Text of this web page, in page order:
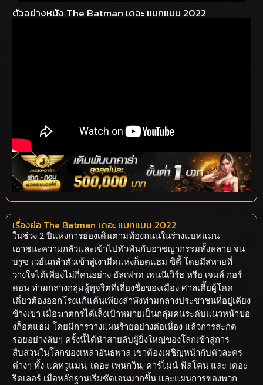
ตัวอย่างหนัง The Batman เดอะ แบทแมน 2022
เรื่องย่อ The Batman เดอะ แบทแมน 2022
ในช่วง 2 ปีแห่งการย่องเดินตามท้องถนนในร่างแบทแมน
เอาชนะความกลัวและเข้าไปพัวพันกับอาชญากรรมทั้งหลาย จน
บรูซ เวย์นถลำตัวเข้าสู่เงามืดแห่งก็อตแธม ซิตี้ โดยมีสหายที่
วางใจได้เพียงไม่กี่คนอย่าง อัลเฟรด เพนนีเวิร์ธ หรือ เจมส์ กอร์
ดอน ท่ามกลางกลุ่มผู้ทุจริตที่เลื่องชื่อของเมือง ศาลเตี้ยผู้โดด
เดี่ยวต้องออกโรงแก้แค้นเพียงลำพังท่ามกลางประชาชนที่อยู่เคียง
ข้างเขา เมื่อฆาตกรได้เล็งเป้าหมายเป็นกลุ่มคนระดับแนวหน้าขอ
งก็อตแธม โดยมีการวางแผนร้ายอย่างต่อเนื่อง แล้วการสะกด
รอยอย่างลับๆ ครั้งนี้ได้นำสายลับผู้ยิ่งใหญ่ของโลกเข้าสู่การ
สืบสวนในโลกของเหล่าอันธพาล เขาต้องเผชิญหน้ากับตัวละคร
ต่างๆ ทั้ง แคทวูแมน, เดอะ เพนกวิน, คาร์ไมน์ ฟัลโคน และ เดอะ
ริดเลอร์ เมื่อหลักฐานเริ่มชัดเจนมากขึ้น และแผนการของพวก